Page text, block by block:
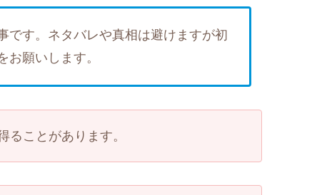
です。ネタバレや真相は避けますが初
お願いします。
ることがあります。